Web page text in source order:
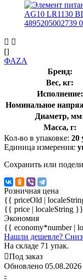
[]
ФАZA
Бренд:
Вес, кг:
Исполнение:
Номинальное
Диаметр,
Масса, г:
Кол-во в упаковке: 20
Единица измерения:
Сохранить или
Розничная цена
{{ priceOld |
{{ price | localeString }}
Экономия
{{ economy*number |
Нашли дешевле?
На складе 71 упак.
Под заказ
Обновлено 05.08.2026
-